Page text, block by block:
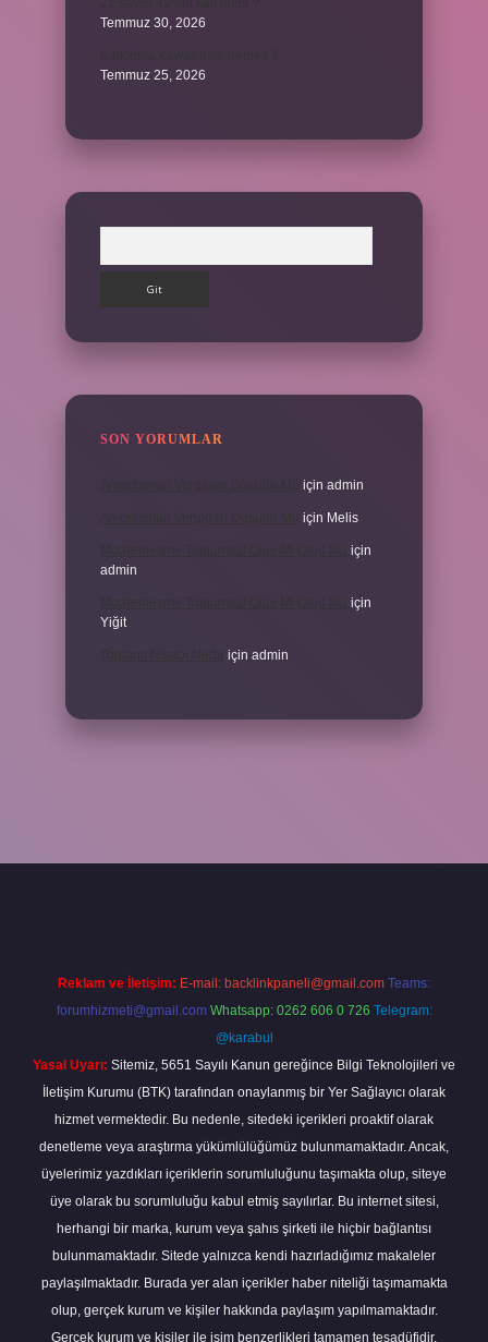
Temmuz 30, 2026
Temmuz 25, 2026
SON YORUMLAR
için admin
için Melis
için
admin
için
Yiğit
için admin
Reklam ve İletişim: E-mail: backlinkpaneli@gmail.com Teams:
forumhizmeti@gmail.com Whatsapp: 0262 606 0 726 Telegram:
@karabul
Yasal Uyarı: Sitemiz, 5651 Sayılı Kanun gereğince Bilgi Teknolojileri ve
İletişim Kurumu (BTK) tarafından onaylanmış bir Yer Sağlayıcı olarak
hizmet vermektedir. Bu nedenle, sitedeki içerikleri proaktif olarak
denetleme veya araştırma yükümlülüğümüz bulunmamaktadır. Ancak,
üyelerimiz yazdıkları içeriklerin sorumluluğunu taşımakta olup, siteye
üye olarak bu sorumluluğu kabul etmiş sayılırlar. Bu internet sitesi,
herhangi bir marka, kurum veya şahıs şirketi ile hiçbir bağlantısı
bulunmamaktadır. Sitede yalnızca kendi hazırladığımız makaleler
paylaşılmaktadır. Burada yer alan içerikler haber niteliği taşımamakta
olup, gerçek kurum ve kişiler hakkında paylaşım yapılmamaktadır.
Gerçek kurum ve kişiler ile isim benzerlikleri tamamen tesadüfidir.